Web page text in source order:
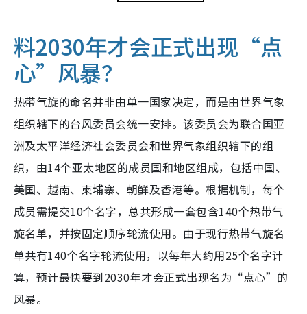
料2030年才会正式出现“点
心”风暴？
热带气旋的命名并非由单一国家决定，而是由世界气象
组织辖下的台风委员会统一安排。该委员会为联合国亚
洲及太平洋经济社会委员会和世界气象组织辖下的组
织，由14个亚太地区的成员国和地区组成，包括中国、
美国、越南、柬埔寨、朝鲜及香港等。根据机制，每个
成员需提交10个名字，总共形成一套包含140个热带气
旋名单，并按固定顺序轮流使用。由于现行热带气旋名
单共有140个名字轮流使用，以每年大约用25个名字计
算，预计最快要到2030年才会正式出现名为“点心”的
风暴。